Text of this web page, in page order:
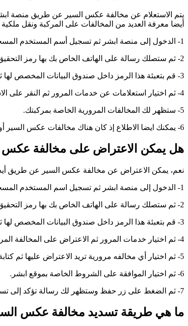
يتم الاستعلام عن مخالفة عكس السير عن طريق منصة ابشر
أيضا معرفة العديد من المخالفات على المركبة ونقل
1- الدخول إلى منصة ابشر ثم تسجيل أسم المستخدم المسجل مسبقاً داخل هذه المنصة الرقمية.
2- ثم ستصلك رسالة على الهاتف الخاص بك بها رمز التحقيق الخاص بالدخول.
3- قم بتعبئة هذا الرمز داخل صندوق البيانات المخصص لها ثم الدخول إلى خدماتي.
4- ثم اختيار استعلامات عن خدمات المرور ثم النقر على الاستعمال الشامل عن المخالفات المرورية.
5- ستظهر لك المخالفات المرورية الخاصة بمركبتك.
6- يمكنك ايضا الاطلاع إذ كان هناك مخالفات عكس السير أو أي مخالفات أخرى على المركبة أو قائد السيارة
هل يمكن الاعتراض على مخالفة عكس
نعم، يمكن الاعتراض عن مخالفة عكس السير عن طريق
1- الدخول إلى منصة ابشر ثم تسجيل اسم المستخدم المسجل مسبقاً داخل هذه المنصة الرقمية.
2- ثم ستصلك رسالة على الهاتف الخاص بك بها رمز التحقيق الخاص بالدخول.
3- قم بتعبئة هذا الرمز داخل صندوق البيانات المخصص لها ثم الدخول إلى خدماتي.
4- ثم اختيار خدمات المرور ثم الاعتراض على المخالفة المرورية.
5- ثم اختيار أي مخالفه مرورية تريد الاعتراض عليها ثم كتابة سبب الاعتراض بشكل مفصل وواضح داخل الخانة المخصصة.
6- ثم اختيار الموافقة على الشروط الخاصة بموقع ابشر.
7- ثم الضغط على زر حفظ وستظهر لك رسالة تؤكد إلى تسجيل الطلب بنجاح بذلك نكون تم الاعتراض على مخالفة عكس السير.
ما هي طريقة تسديد مخالفة عكس